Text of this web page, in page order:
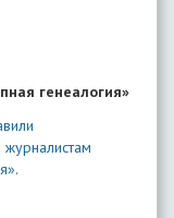
генеалогия»